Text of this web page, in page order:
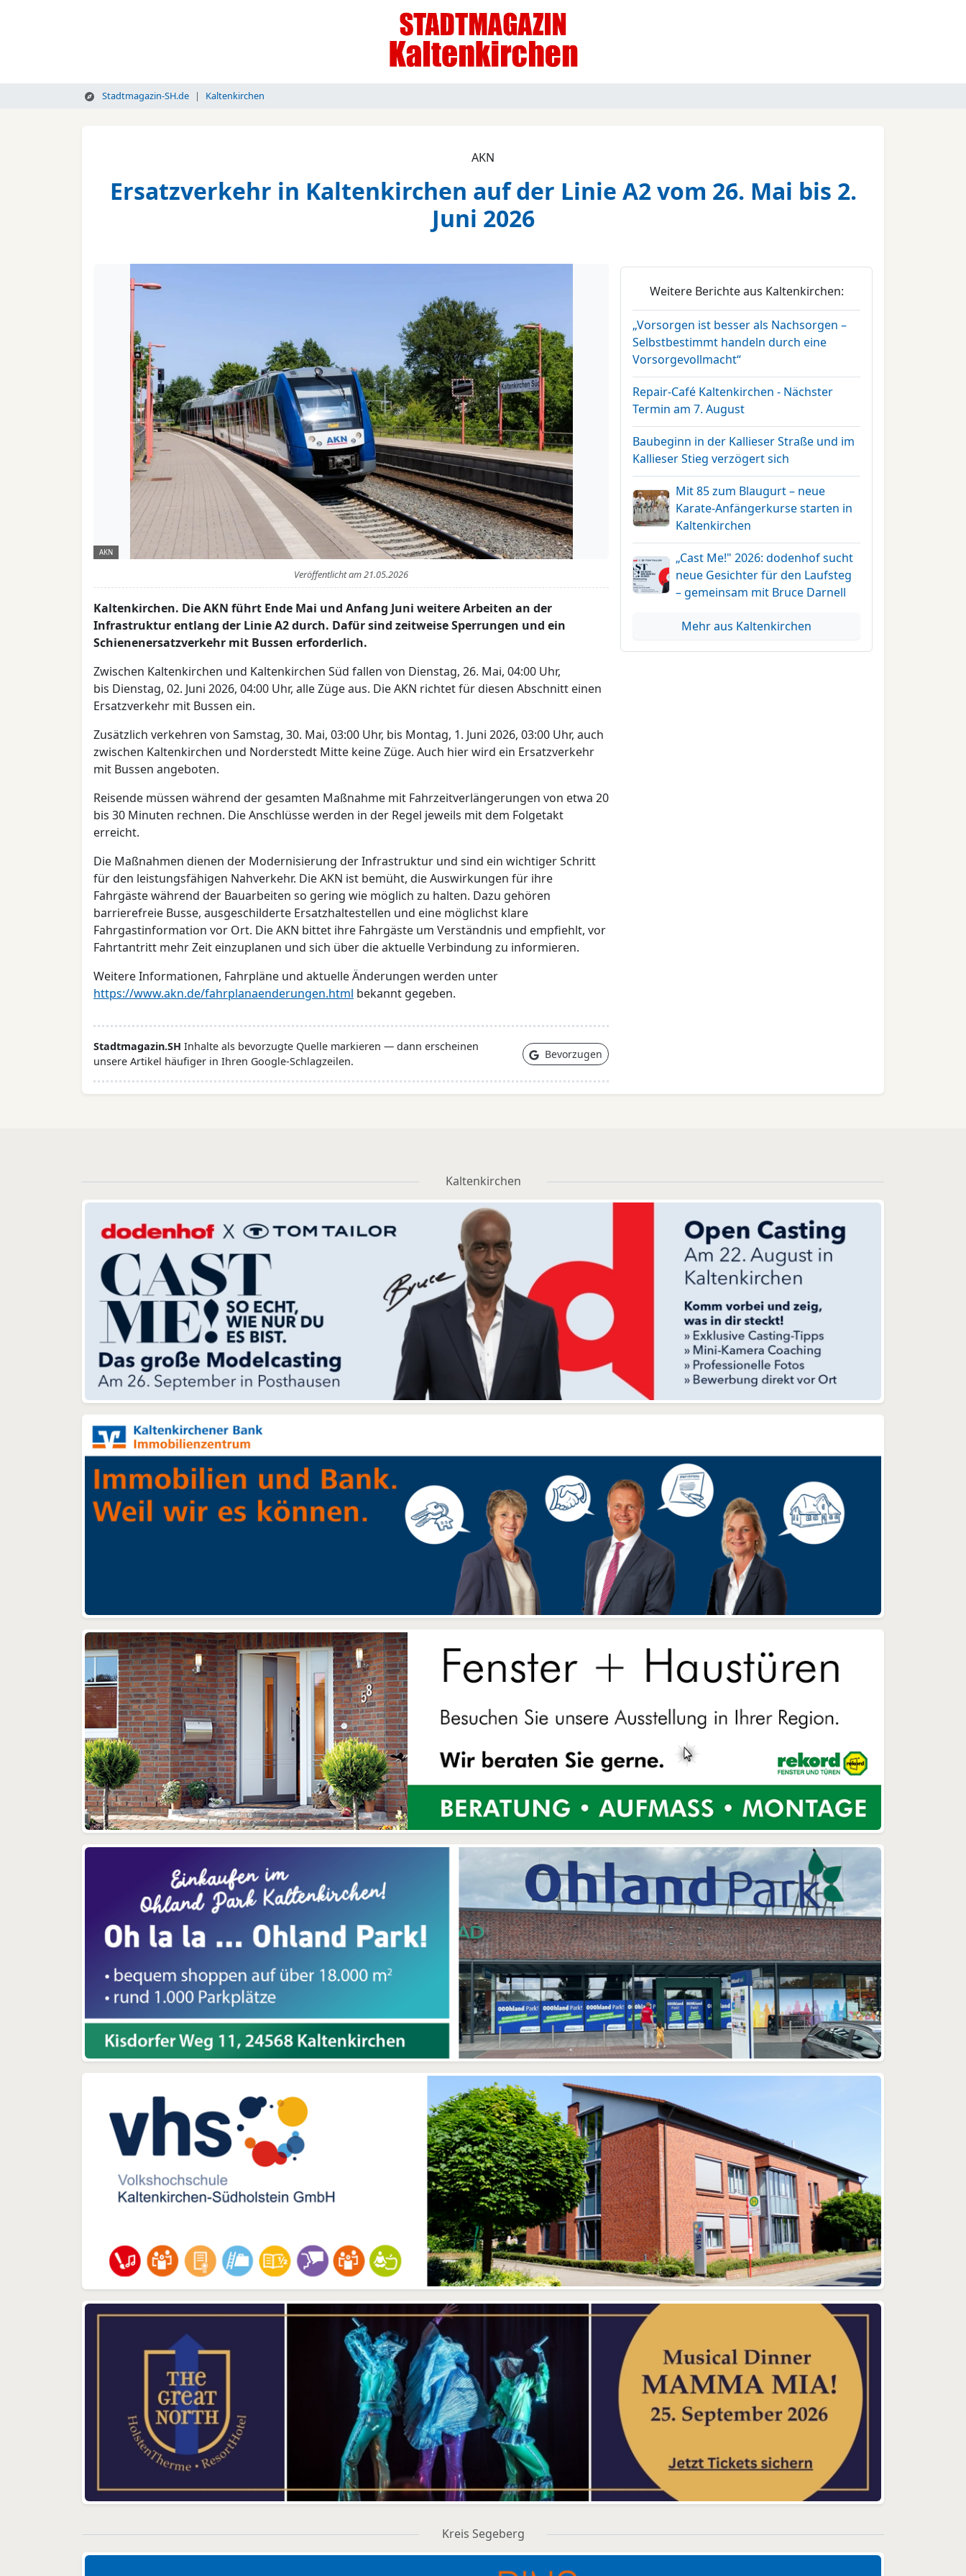
Stadtmagazin-SH.de Kaltenkirchen
AKN
Ersatzverkehr in Kaltenkirchen auf der Linie A2 vom 26. Mai bis 2.
Juni 2026
AKN
Veröffentlicht am21.05.2026
Kaltenkirchen. Die AKN führt Ende Mai und Anfang Juni weitere Arbeiten an der
Infrastruktur entlang der Linie A2 durch. Dafür sind zeitweise Sperrungen und ein
Schienenersatzverkehr mit Bussen erforderlich.
Zwischen Kaltenkirchen und Kaltenkirchen Süd fallen von Dienstag, 26. Mai, 04:00 Uhr,
bis Dienstag, 02. Juni 2026, 04:00 Uhr, alle Züge aus. Die AKN richtet für diesen Abschnitt einen
Ersatzverkehr mit Bussen ein.
Zusätzlich verkehren von Samstag, 30. Mai, 03:00 Uhr, bis Montag, 1. Juni 2026, 03:00 Uhr, auch
zwischen Kaltenkirchen und Norderstedt Mitte keine Züge. Auch hier wird ein Ersatzverkehr
mit Bussen angeboten.
Reisende müssen während der gesamten Maßnahme mit Fahrzeitverlängerungen von etwa 20
bis 30 Minuten rechnen. Die Anschlüsse werden in der Regel jeweils mit dem Folgetakt
erreicht.
Die Maßnahmen dienen der Modernisierung der Infrastruktur und sind ein wichtiger Schritt
für den leistungsfähigen Nahverkehr. Die AKN ist bemüht, die Auswirkungen für ihre
Fahrgäste während der Bauarbeiten so gering wie möglich zu halten. Dazu gehören
barrierefreie Busse, ausgeschilderte Ersatzhaltestellen und eine möglichst klare
Fahrgastinformation vor Ort. Die AKN bittet ihre Fahrgäste um Verständnis und empfiehlt, vor
Fahrtantritt mehr Zeit einzuplanen und sich über die aktuelle Verbindung zu informieren.
Weitere Informationen, Fahrpläne und aktuelle Änderungen werden unter
https://www.akn.de/fahrplanaenderungen.html bekannt gegeben.
Stadtmagazin.SH Inhalte als bevorzugte Quelle markieren — dann erscheinen
unsere Artikel häufiger in Ihren Google-Schlagzeilen.
Bevorzugen
Weitere Berichte aus Kaltenkirchen:
„Vorsorgen ist besser als Nachsorgen –
Selbstbestimmt handeln durch eine
Vorsorgevollmacht“
Repair-Café Kaltenkirchen - Nächster
Termin am 7. August
Baubeginn in der Kallieser Straße und im
Kallieser Stieg verzögert sich
Mit 85 zum Blaugurt – neue
Karate-Anfängerkurse starten in
Kaltenkirchen
„Cast Me!" 2026: dodenhof sucht
neue Gesichter für den Laufsteg
– gemeinsam mit Bruce Darnell
Mehr aus Kaltenkirchen
Kaltenkirchen
Kreis Segeberg